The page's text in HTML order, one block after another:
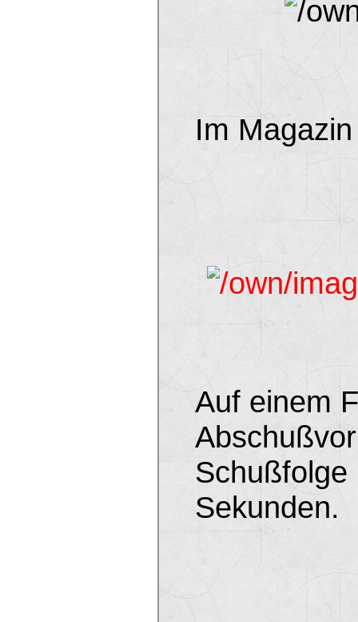
Im
Auf einem
Sekunden.